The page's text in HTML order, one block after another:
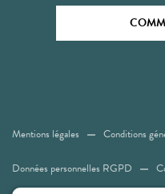
Mentions légales Conditions
Données personnelles RGPD